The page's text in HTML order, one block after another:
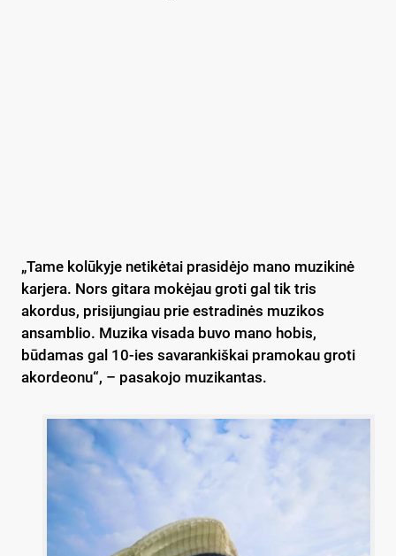
„Tame kolūkyje netikėtai prasidėjo mano muzikinė
karjera. Nors gitara mokėjau groti gal tik tris
akordus, prisijungiau prie estradinės muzikos
ansamblio. Muzika visada buvo mano hobis,
būdamas gal 10-ies savarankiškai pramokau groti
akordeonu“, – pasakojo muzikantas.